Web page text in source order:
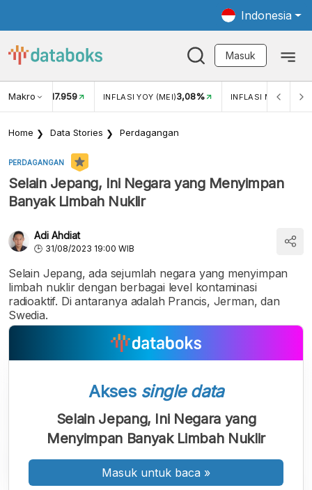
Indonesia
Masuk
Makro
USD/IDR 17.959 INFLASI YOY (MEI)3,08% INFLASI MOM (MEI)
Home Data Stories Perdagangan
PERDAGANGAN
Selain Jepang, Ini Negara yang Menyimpan
Banyak Limbah Nuklir
Adi Ahdiat
31/08/2023 19:00 WIB
Selain Jepang, ada sejumlah negara yang menyimpan
limbah nuklir dengan berbagai level kontaminasi
radioaktif. Di antaranya adalah Prancis, Jerman, dan
Swedia.
Akses single data
Selain Jepang, Ini Negara yang
Menyimpan Banyak Limbah Nuklir
Masuk untuk baca »